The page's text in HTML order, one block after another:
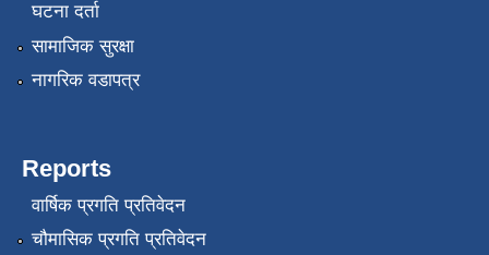
घटना दर्ता
सामाजिक सुरक्षा
नागरिक वडापत्र
Reports
वार्षिक प्रगति प्रतिवेदन
चौमासिक प्रगति प्रतिवेदन